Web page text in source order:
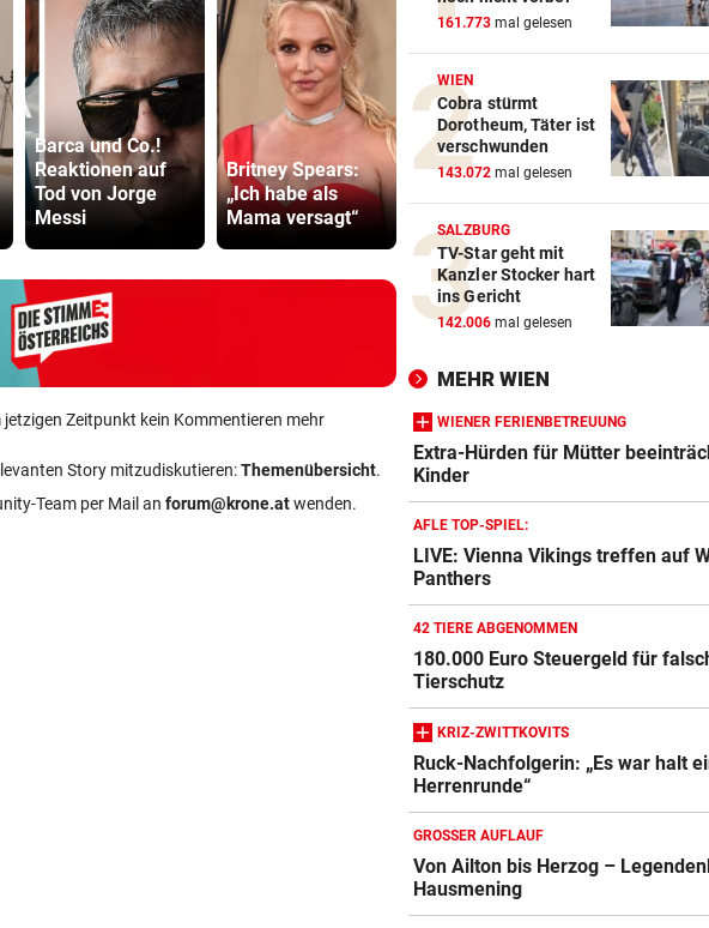
Barca und Co.!
Reaktionen auf
Tod von Jorge
Messi
Britney Spears:
„Ich habe als
Mama versagt“
Im Osten:
Kommende
Neuer
ORF dreht
Zeitpunkt kein Kommentieren mehr
Story mitzudiskutieren:Themenübersicht.
Team per Mail an forum@krone.atwenden.
161.773 mal gelesen
WIEN
Cobra stürmt
Dorotheum, Täter ist
verschwunden
143.072 mal gelesen
SALZBURG
TV-Star geht mit
Kanzler Stocker hart
ins Gericht
142.006 mal gelesen
MEHR WIEN
WIENER FERIENBETREUUNG
Extra-Hürden für Mütter
Kinder
AFLE TOP-SPIEL:
LIVE: Vienna Vikings treffen auf
Panthers
42 TIERE ABGENOMMEN
180.000 Euro Steuergeld für
Tierschutz
KRIZ-ZWITTKOVITS
Ruck-Nachfolgerin: „Es war halt
Herrenrunde“
GROSSER AUFLAUF
Von Ailton bis Herzog –
Hausmening